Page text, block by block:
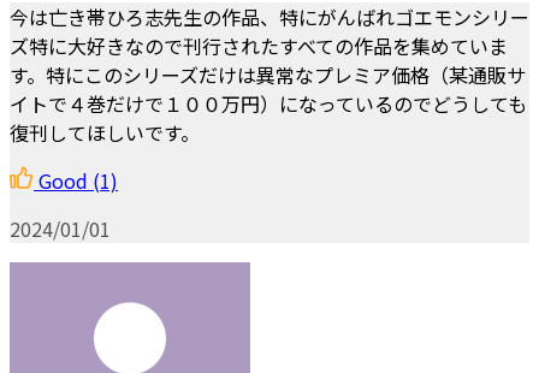
今は亡き帯ひろ志先生の作品、特にがんばれゴエモンシリー
ズ特に大好きなので刊行されたすべての作品を集めていま
す。特にこのシリーズだけは異常なプレミア価格（某通販サ
イトで４巻だけで１００万円）になっているのでどうしても
復刊してほしいです。
Good (1)
2024/01/01